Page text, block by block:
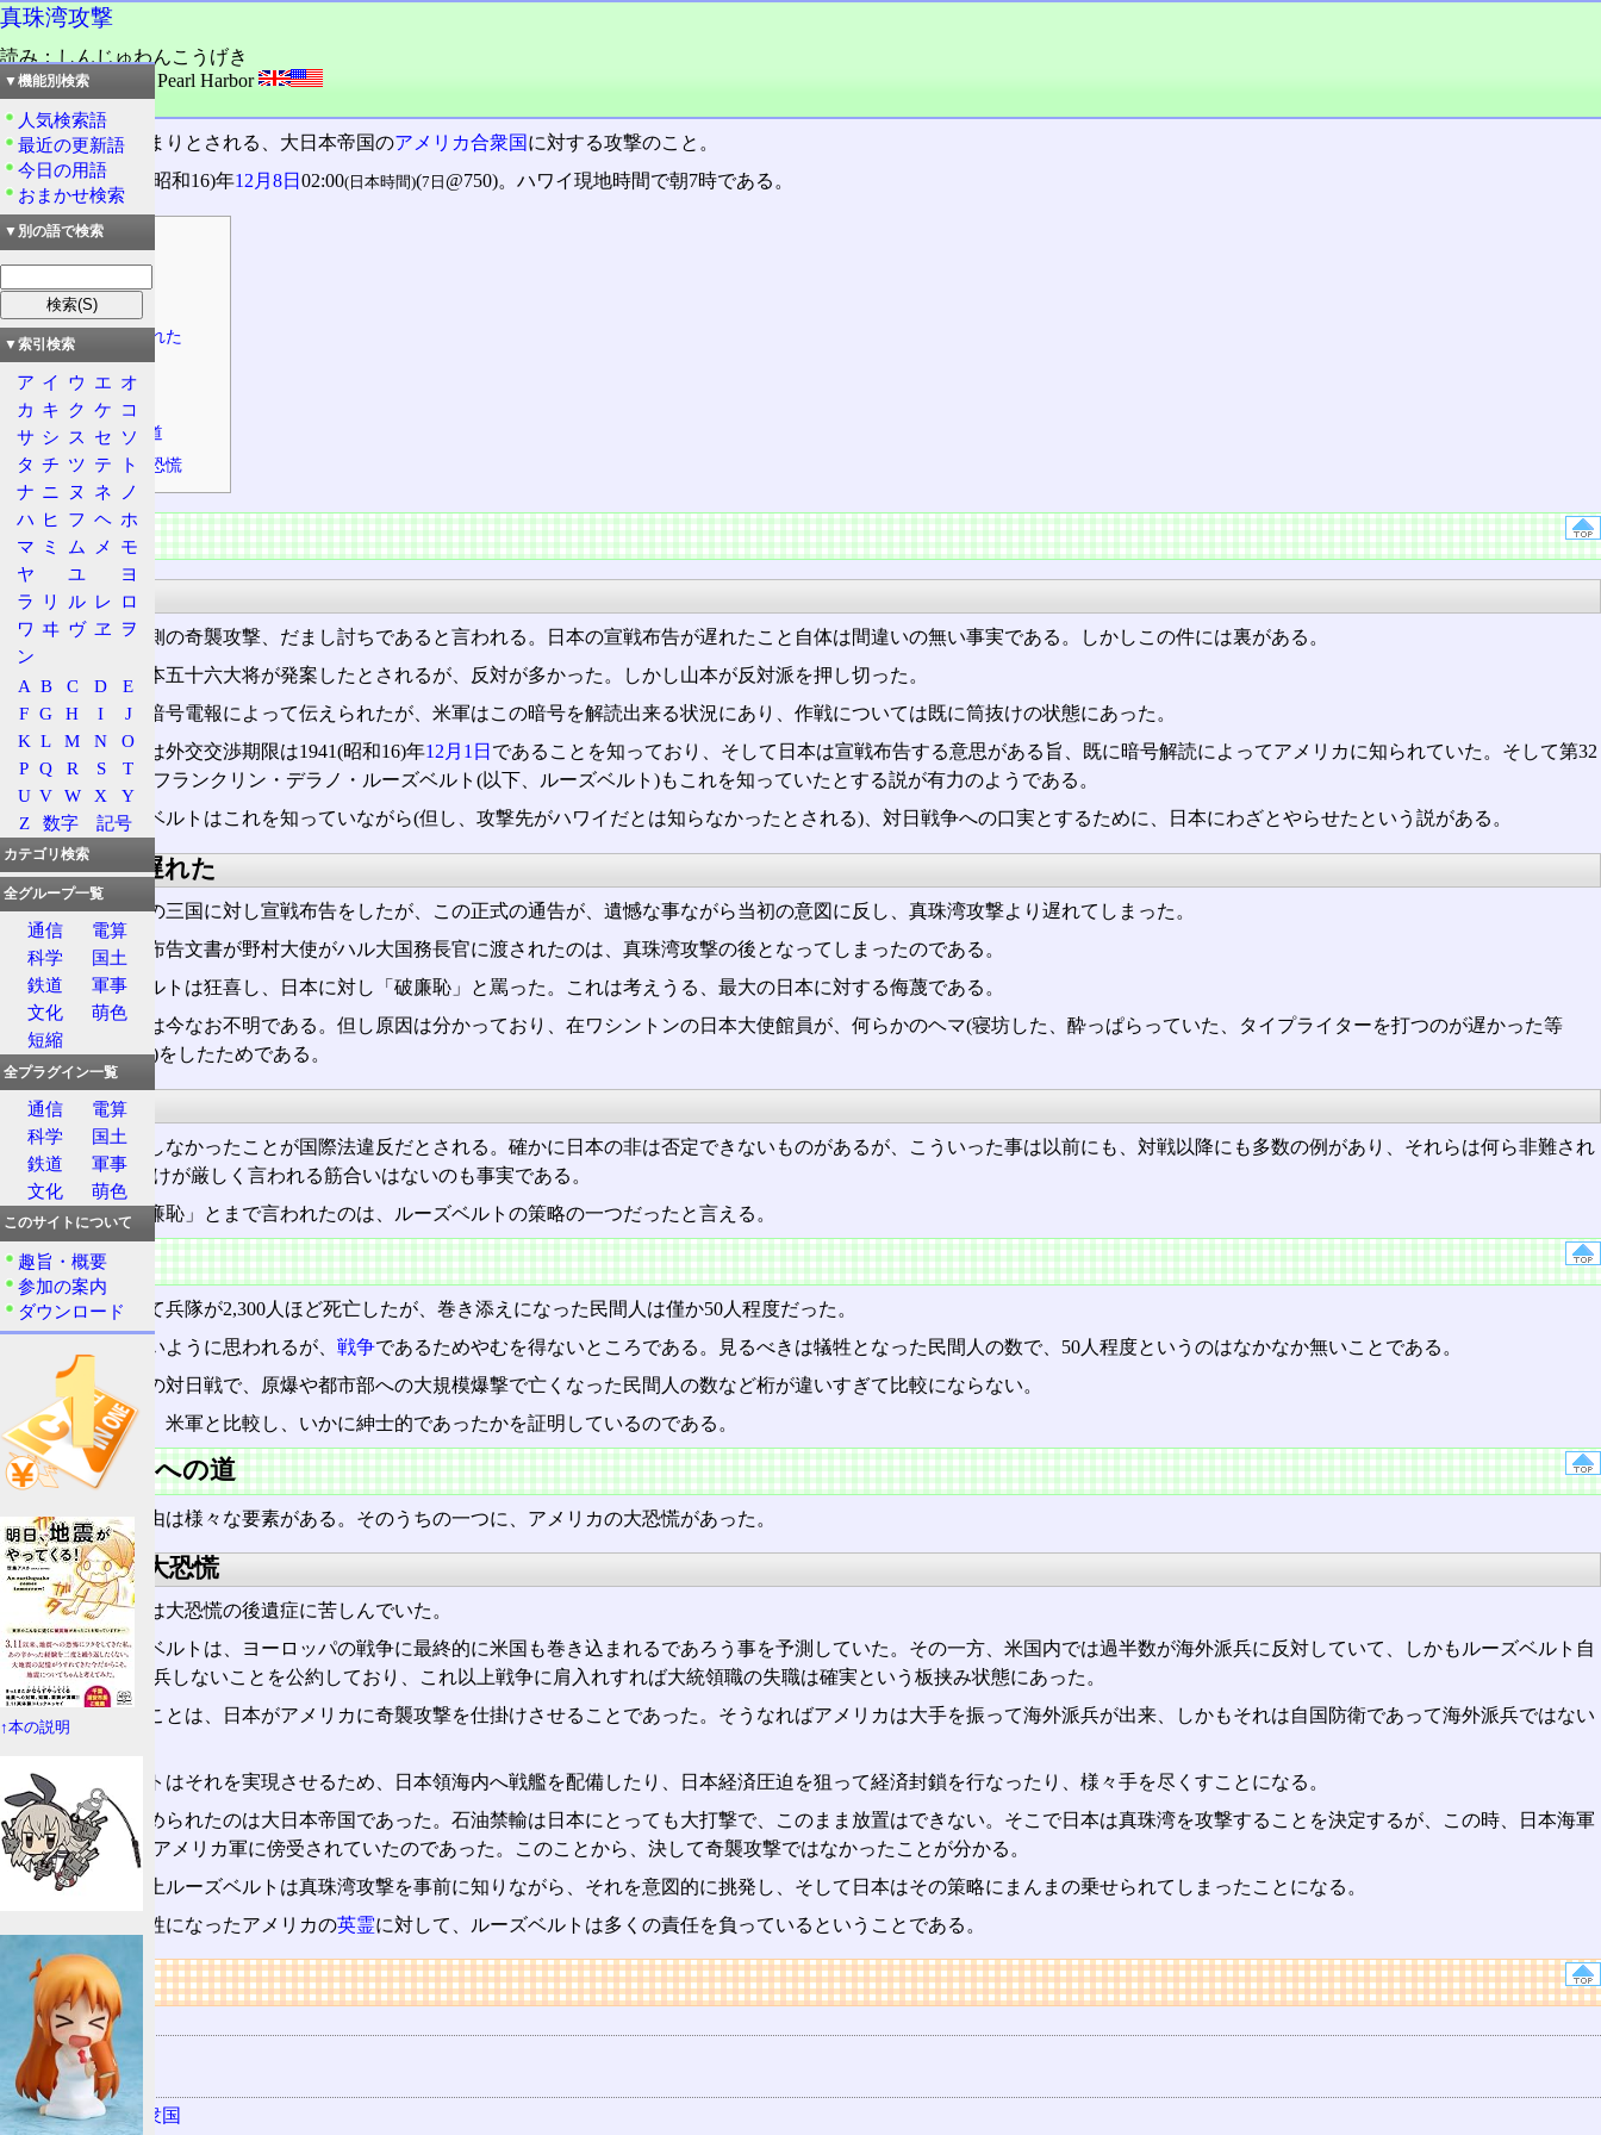
真珠湾攻撃
読み：しんじゅわんこうげき
外語：the attack on Pearl Harbor
品詞：名詞
大東亜戦争の始まりとされる、大日本帝国のアメリカ合衆国 に対する攻撃のこと。
開始日時は1941(昭和16)年12月8日02:00(日本時間)(7日 @750)。ハワイ現地時間で朝7時である。
目次
奇襲攻撃
問題
宣戦布告が遅れた
国際法違反
戦果
大東亜戦争への道
アメリカの大恐慌
奇襲攻撃
問題
この攻撃は日本側の奇襲攻撃、だまし討ちであると言われる。日本の宣戦布告が遅れたこと自体は間違いの無い事実である。しかしこの件には裏がある。
この攻撃は、山本五十六大将が発案したとされるが、反対が多かった。しかし山本が反対派を押し切った。
さて、この件は暗号電報によって伝えられたが、米軍はこの暗号を解読出来る状況にあり、作戦については既に筒抜けの状態にあった。
このため、日本は外交交渉期限は1941(昭和16)年12月1日 であることを知っており、そして日本は宣戦布告する意思がある旨、既に暗号解読によってアメリカに知られていた。そして第32
代アメリカ大統領フランクリン・デラノ・ルーズベルト(以下、ルーズベルト)もこれを知っていたとする説が有力のようである。
つまり、ルーズベルトはこれを知っていながら(但し、攻撃先がハワイだとは知らなかったとされる)、対日戦争への口実とするために、日本にわざとやらせたという説がある。
宣戦布告が遅れた
日本は、米英蘭の三国に対し宣戦布告をしたが、この正式の通告が、遺憾な事ながら当初の意図に反し、真珠湾攻撃より遅れてしまった。
すなわち、宣戦布告文書が野村大使がハル大国務長官に渡されたのは、真珠湾攻撃の後となってしまったのである。
これにルーズベルトは狂喜し、日本に対し「破廉恥」と罵った。これは考えうる、最大の日本に対する侮蔑である。
なぜ遅れたのかは今なお不明である。但し原因は分かっており、在ワシントンの日本大使館員が、何らかのヘマ(寝坊した、酔っぱらっていた、タイプライターを打つのが遅かった等
色々言われている)をしたためである。
国際法違反
事前に宣戦布告しなかったことが国際法違反だとされる。確かに日本の非は否定できないものがあるが、こういった事は以前にも、対戦以降にも多数の例があり、それらは何ら非難され
ていない。日本だけが厳しく言われる筋合いはないのも事実である。
日本だけが「破廉恥」とまで言われたのは、ルーズベルトの策略の一つだったと言える。
戦果
この攻撃によって兵隊が2,300人ほど死亡したが、巻き添えになった民間人は僅か50人程度だった。
二千人以上は多いように思われるが、戦争であるためやむを得ないところである。見るべきは犠牲となった民間人の数で、50人程度というのはなかなか無いことである。
例えばアメリカの対日戦で、原爆や都市部への大規模爆撃で亡くなった民間人の数など桁が違いすぎて比較にならない。
日本軍の攻撃が、米軍と比較し、いかに紳士的であったかを証明しているのである。
大東亜戦争への道
事ここに至る理由は様々な要素がある。そのうちの一つに、アメリカの大恐慌があった。
アメリカの大恐慌
当時、アメリカは大恐慌の後遺症に苦しんでいた。
この時、ルーズベルトは、ヨーロッパの戦争に最終的に米国も巻き込まれるであろう事を予測していた。その一方、米国内では過半数が海外派兵に反対していて、しかもルーズベルト自
身、米軍を海外派兵しないことを公約しており、これ以上戦争に肩入れすれば大統領職の失職は確実という板挟み状態にあった。
そこで目論んだことは、日本がアメリカに奇襲攻撃を仕掛けさせることであった。そうなればアメリカは大手を振って海外派兵が出来、しかもそれは自国防衛であって海外派兵ではない
早速ルーズベルトはそれを実現させるため、日本領海内へ戦艦を配備したり、日本経済圧迫を狙って経済封鎖を行なったり、様々手を尽くすことになる。
さて今度追い詰められたのは大日本帝国であった。石油禁輸は日本にとっても大打撃で、このまま放置はできない。そこで日本は真珠湾を攻撃することを決定するが、この時、日本海軍
の無線の幾つかがアメリカ軍に傍受されていたのであった。このことから、決して奇襲攻撃ではなかったことが分かる。
こうして、事実上ルーズベルトは真珠湾攻撃を事前に知りながら、それを意図的に挑発し、そして日本はその策略にまんまの乗せられてしまったことになる。
真珠湾攻撃の犠牲になったアメリカの英霊に対して、ルーズベルトは多くの責任を負っているということである。
リンク
用語の所属
大東亜戦争
関連する用語
アメリカ合衆国
▼機能別検索
人気検索語
最近の更新語
今日の用語
おまかせ検索
▼別の語で検索
▼索引検索
ア イ ウ エ オ
カ キ ク ケ コ
サ シ ス セ ソ
タ チ ツ テ
ト
ナ ニ ヌ ネ
ノ
ハ ヒ フ ヘ ホ
マ ミ ム メ
モ
ヤ
ユ
ヨ
ラ
リ ル レ ロ
ワ ヰ ヴ ヱ
ヲ
ン
A B C D
E
F G H I
J
K L M N
O
P Q R S
T
U V W X
Y
Z
数字 記号
カテゴリ検索
全グループ一覧
通信
電算
科学
国土
鉄道
軍事
文化
萌色
短縮
全プラグイン一覧
通信
電算
科学
国土
鉄道
軍事
文化
萌色
このサイトについて
趣旨・概要
参加の案内
ダウンロード
↑本の説明